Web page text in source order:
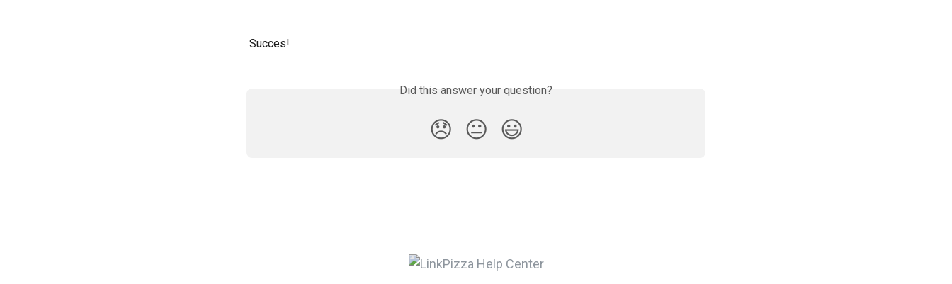
Succes!
Did this answer your question?
😞 😐 😃